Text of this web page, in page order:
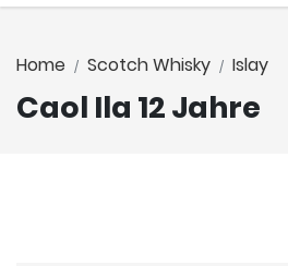
Caol Ila 12 Jahre
Home Scotch Whisky Islay